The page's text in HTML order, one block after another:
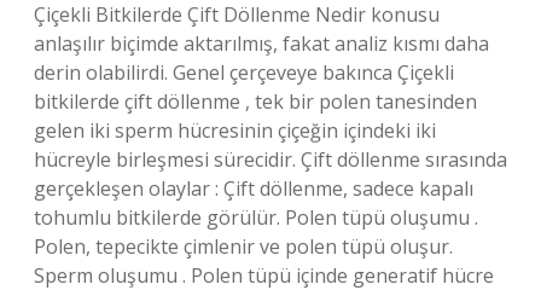
Çiçekli Bitkilerde Çift Döllenme Nedir konusu
anlaşılır biçimde aktarılmış, fakat analiz kısmı daha
derin olabilirdi. Genel çerçeveye bakınca Çiçekli
bitkilerde çift döllenme , tek bir polen tanesinden
gelen iki sperm hücresinin çiçeğin içindeki iki
hücreyle birleşmesi sürecidir. Çift döllenme sırasında
gerçekleşen olaylar : Çift döllenme, sadece kapalı
tohumlu bitkilerde görülür. Polen tüpü oluşumu .
Polen, tepecikte çimlenir ve polen tüpü oluşur.
Sperm oluşumu . Polen tüpü içinde generatif hücre